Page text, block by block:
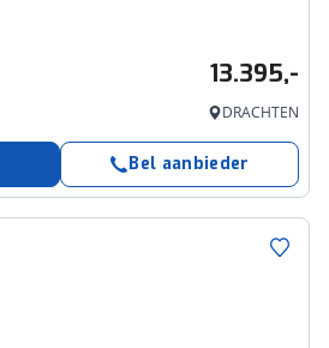
13.395,-
DRACHTEN
Bel aanbieder